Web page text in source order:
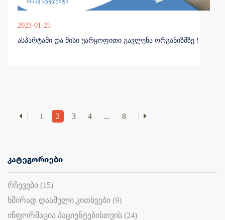
2023-01-25
ასპარტამი და მისი უარყოფითი გავლენა ორგანიზმზე !
1 2 3 4 ... 8
კატეგორიები
რჩევები (15)
ხშირად დასმული კითხვები (9)
ინფორმაცია პაციენტებისთვის (24)